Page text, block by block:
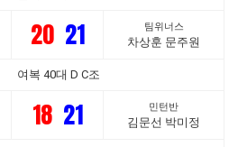
20 21 팀위너스
차상훈 문주원
여복 40대 D C조
18 21 민턴반
김문선 박미정